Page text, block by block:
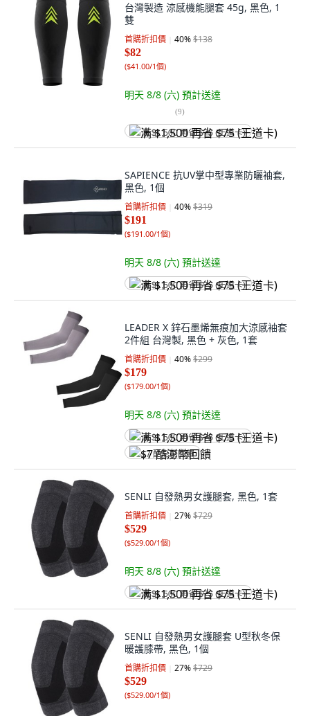
台灣製造 涼感機能腿套 45g, 黑色, 1
雙
首購折扣價 40%$138
$82
($41.00/1個)
明天 8/8 (六) 預計送達
(9)
满 $1,500 再省 $75 (王道卡)
SAPIENCE 抗UV掌中型專業防曬袖套,
黑色, 1個
首購折扣價 40%$319
$191
($191.00/1個)
明天 8/8 (六) 預計送達
满 $1,500 再省 $75 (王道卡)
LEADER X 鋅石墨烯無痕加大涼感袖套
2件組 台灣製, 黑色 + 灰色, 1套
首購折扣價 40%$299
$179
($179.00/1個)
明天 8/8 (六) 預計送達
满 $1,500 再省 $75 (王道卡)
$7 酷澎幣回饋
SENLI 自發熱男女護腿套, 黑色, 1套
首購折扣價 27%$729
$529
($529.00/1個)
明天 8/8 (六) 預計送達
满 $1,500 再省 $75 (王道卡)
SENLI 自發熱男女護腿套 U型秋冬保
暖護膝帶, 黑色, 1個
首購折扣價 27%$729
$529
($529.00/1個)